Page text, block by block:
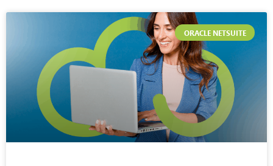
ORACLE NETSUITE